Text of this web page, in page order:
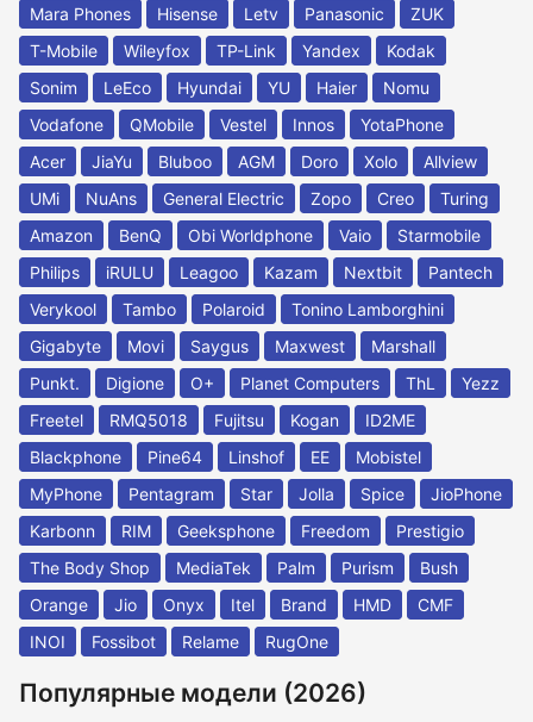
Mara Phones
Hisense Letv Panasonic
ZUK
T-Mobile
Wileyfox TP-Link Yandex
Kodak
Sonim
LeEco Hyundai YU Haier
Nomu
Vodafone
QMobile Vestel Innos
YotaPhone
Acer
JiaYu Bluboo AGM Doro Xolo
Allview
UMi
NuAns General Electric Zopo Creo
Turing
Amazon
BenQ Obi Worldphone Vaio
Starmobile
Philips
iRULU Leagoo Kazam Nextbit
Pantech
Verykool
Tambo Polaroid
Tonino Lamborghini
Gigabyte
Movi Saygus Maxwest
Marshall
Punkt.
Digione O+ Planet Computers ThL
Yezz
Freetel
RMQ5018 Fujitsu Kogan
ID2ME
Blackphone
Pine64 Linshof EE
Mobistel
MyPhone
Pentagram Star Jolla Spice
JioPhone
Karbonn
RIM Geeksphone Freedom
Prestigio
The Body Shop
MediaTek Palm Purism
Bush
Orange
Jio Onyx Itel Brand HMD
CMF
INOI
Fossibot Relame RugOne
Популярные модели (2026)